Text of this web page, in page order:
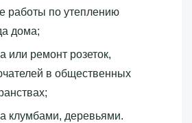
работы по утеплению
дома;
или ремонт розеток,
в общественных
клумбами, деревьями.